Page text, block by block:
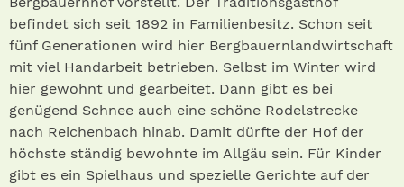
befindet sich seit 1892 in Familienbesitz. Schon seit
fünf Generationen wird hier Bergbauernlandwirtschaft
mit viel Handarbeit betrieben. Selbst im Winter wird
hier gewohnt und gearbeitet. Dann gibt es bei
genügend Schnee auch eine schöne Rodelstrecke
nach Reichenbach hinab. Damit dürfte der Hof der
höchste ständig bewohnte im Allgäu sein. Für Kinder
gibt es ein Spielhaus und spezielle Gerichte auf der